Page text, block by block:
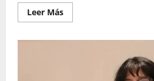
Leer MásLeer
más